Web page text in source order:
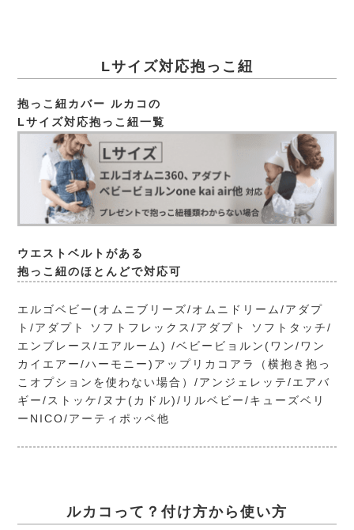
Lサイズ対応抱っこ紐
抱っこ紐カバー ルカコの
Lサイズ対応抱っこ紐一覧
ウエストベルトがある
抱っこ紐のほとんどで対応可
エルゴベビー(オムニブリーズ/オムニドリーム/アダプ
ト/アダプト ソフトフレックス/アダプト ソフトタッチ/
エンブレース/エアルーム) /ベビービョルン(ワン/ワン
カイエアー/ハーモニー)アップリカコアラ（横抱き抱っ
こオプションを使わない場合）/アンジェレッテ/エアバ
ギー/ストッケ/ヌナ(カドル)/リルベビー/キューズベリ
ーNICO/アーティポッペ他
ルカコって？付け方から使い方